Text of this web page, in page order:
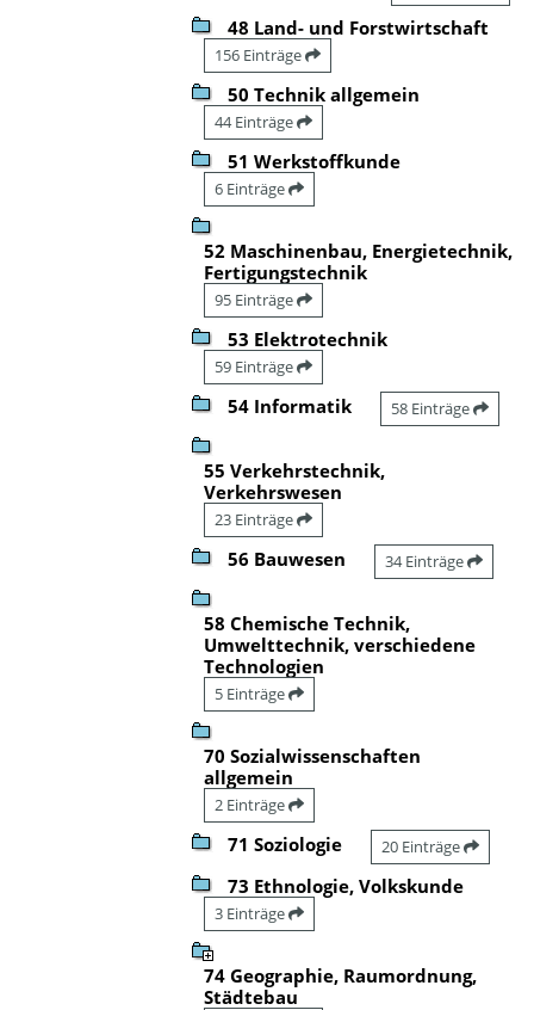
48 Land- und Forstwirtschaft
156 Einträge
50 Technik allgemein
44 Einträge
51 Werkstoffkunde
6 Einträge
52 Maschinenbau, Energietechnik,
Fertigungstechnik
95 Einträge
53 Elektrotechnik
59 Einträge
54 Informatik 58 Einträge
55 Verkehrstechnik,
Verkehrswesen
23 Einträge
56 Bauwesen 34 Einträge
58 Chemische Technik,
Umwelttechnik, verschiedene
Technologien
5 Einträge
70 Sozialwissenschaften
allgemein
2 Einträge
71 Soziologie 20 Einträge
73 Ethnologie, Volkskunde
3 Einträge
74 Geographie, Raumordnung,
Städtebau